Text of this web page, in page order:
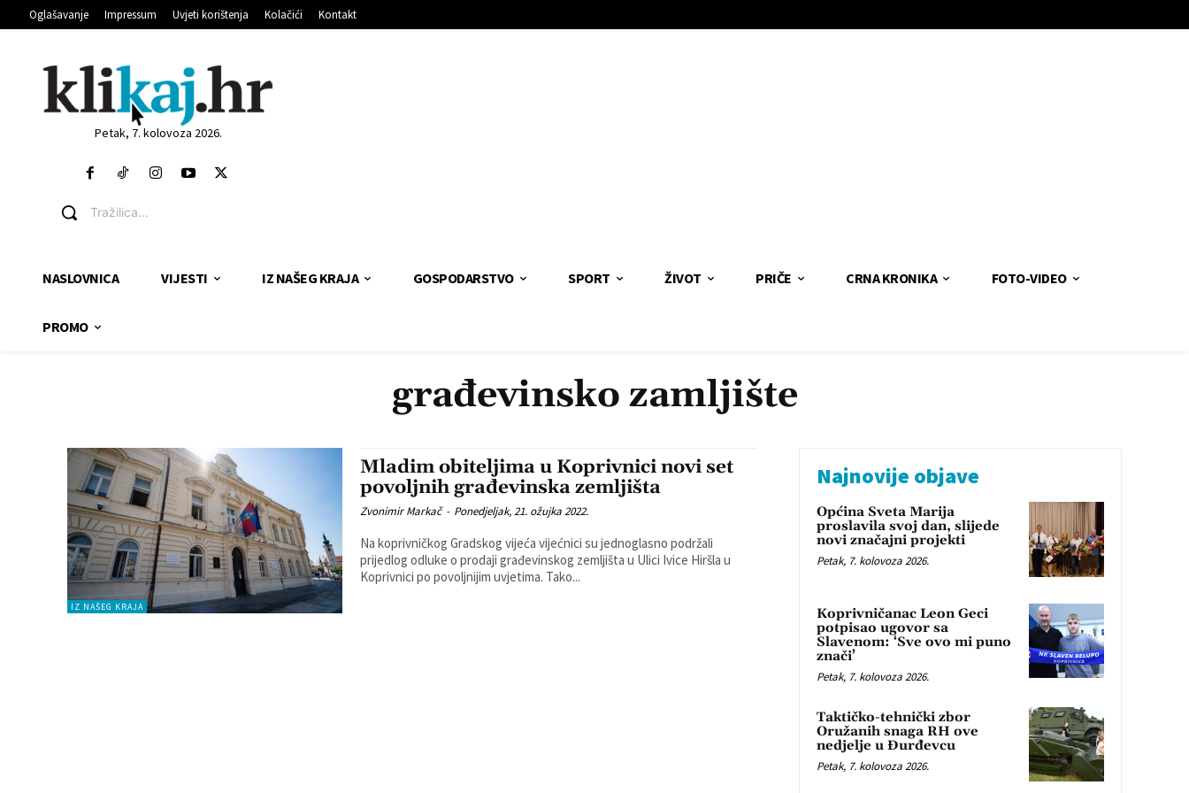
Oglašavanje Impressum Uvjeti korištenja Kolačići Kontakt
Petak, 7. kolovoza 2026.
Tražilica...
NASLOVNICA VIJESTI IZ NAŠEG KRAJA GOSPODARSTVO SPORT ŽIVOT PRIČE CRNA KRONIKA FOTO-VIDEO
PROMO
građevinsko zamljište
IZ NAŠEG KRAJA
Mladim obiteljima u Koprivnici novi set
povoljnih građevinska zemljišta
Zvonimir Markač - Ponedjeljak, 21. ožujka 2022.
Na koprivničkog Gradskog vijeća vijećnici su jednoglasno podržali
prijedlog odluke o prodaji građevinskog zemljišta u Ulici Ivice Hiršla u
Koprivnici po povoljnijim uvjetima. Tako...
Najnovije objave
Općina Sveta Marija
proslavila svoj dan, slijede
novi značajni projekti
Petak, 7. kolovoza 2026.
Koprivničanac Leon Geci
potpisao ugovor sa
Slavenom: ‘Sve ovo mi puno
znači’
Petak, 7. kolovoza 2026.
Taktičko-tehnički zbor
Oružanih snaga RH ove
nedjelje u Đurđevcu
Petak, 7. kolovoza 2026.